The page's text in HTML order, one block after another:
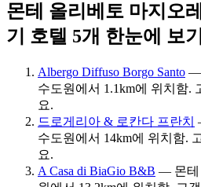
몬테 올리베토 마지오
기 호텔 5개 한눈에 보기
Albergo Diffuso Borgo Santo —
수도원에서 1.1km에 위치함.
요.
드로게리아 & 로칸다 프란치
수도원에서 14km에 위치함.
요.
A Casa di BiaGio B&B — 몬테